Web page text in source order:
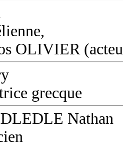
OLIVIER
grecque
Nathan